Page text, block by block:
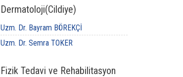
Dermatoloji(Cildiye)
Uzm. Dr. Bayram BÖREKÇİ
Uzm. Dr. Semra TOKER
Fizik Tedavi ve Rehabilitasyon